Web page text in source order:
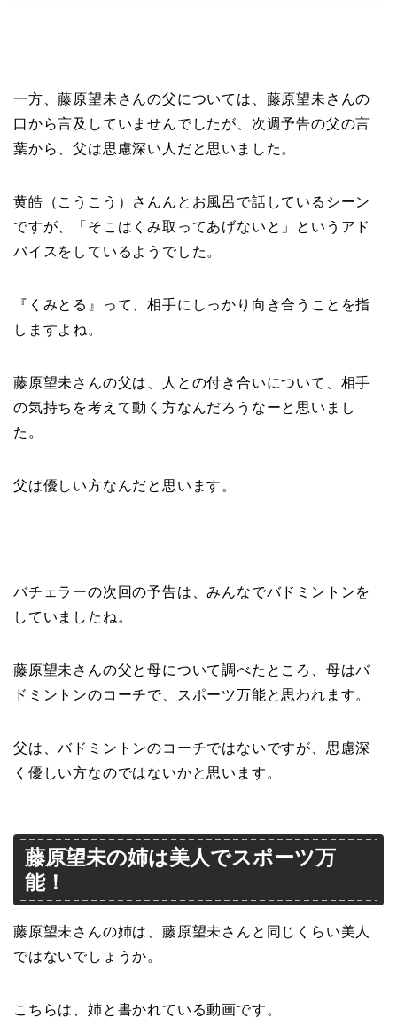
一方、藤原望未さんの父については、藤原望未さんの
口から言及していませんでしたが、次週予告の父の言
葉から、父は思慮深い人だと思いました。
黄皓（こうこう）さんんとお風呂で話しているシーン
ですが、
「そこはくみ取ってあげないと」というアド
バイス をしているようでした。
『くみとる』って、相手にしっかり向き合うことを指
しますよね。
藤原望未さんの父は、人との付き合いについて、相手
の気持ちを考えて動く方なんだろうなーと思いまし
た。
父は優しい方なんだと思います。
バチェラーの次回の予告は、みんなでバドミントンを
していましたね。
藤原望未さんの父と母について調べたところ、母はバ
ドミントンのコーチで、スポーツ万能と思われます。
父は、バドミントンのコーチではないですが、思慮深
く優しい方なのではないかと思います。
藤原望未の姉は美人でスポーツ万
能！
藤原望未さんの姉は、藤原望未さんと同じくらい美人
ではないでしょうか。
こちらは、姉と書かれている動画です。